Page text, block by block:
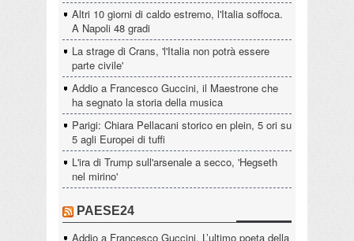
Altri 10 giorni di caldo estremo, l'Italia soffoca.
A Napoli 48 gradi
La strage di Crans, 'l'Italia non potrà essere
parte civile'
Addio a Francesco Guccini, il Maestrone che
ha segnato la storia della musica
Parigi: Chiara Pellacani storico en plein, 5 ori su
5 agli Europei di tuffi
L'ira di Trump sull'arsenale a secco, 'Hegseth
nel mirino'
PAESE24
Addio a Francesco Guccini. L’ultimo poeta della